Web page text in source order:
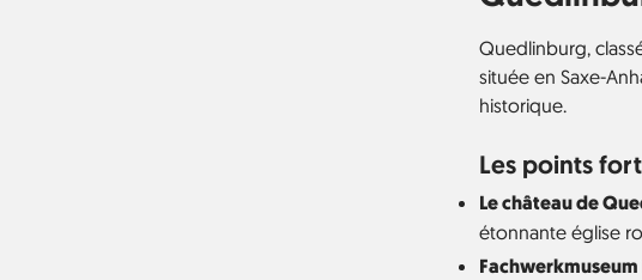
Quedlinburg,
située en Saxe-
historique.
Les points
Le château de
étonnante église